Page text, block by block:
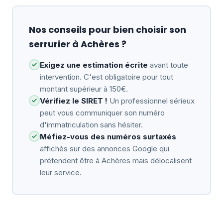
Nos conseils pour bien choisir son
serrurier à Achères ?
Exigez une estimation écrite avant toute
intervention. C'est obligatoire pour tout
montant supérieur à 150€.
Vérifiez le SIRET ! Un professionnel sérieux
peut vous communiquer son numéro
d'immatriculation sans hésiter.
Méfiez-vous des numéros surtaxés
affichés sur des annonces Google qui
prétendent être à Achères mais délocalisent
leur service.